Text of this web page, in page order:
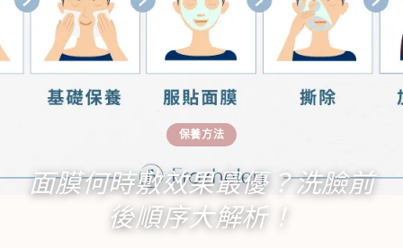
保養方法
面膜何時敷效果最優？洗臉前
後順序大解析！